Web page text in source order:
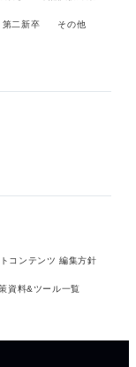
第二新卒 その他
コンテンツ 編集方針
資料&ツール一覧